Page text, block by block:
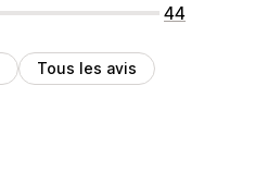
44
Tous les avis